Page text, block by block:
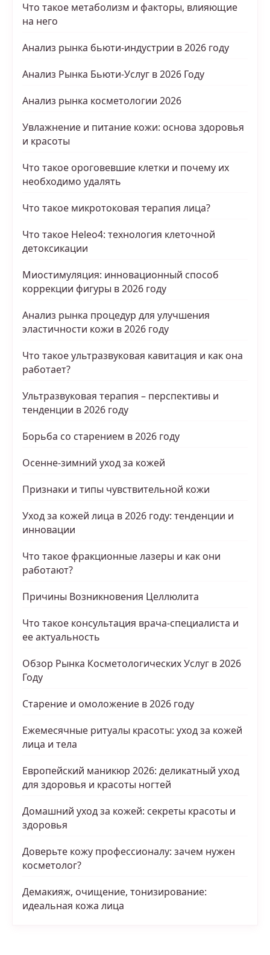
Что такое метаболизм и факторы, влияющие
на него
Анализ рынка бьюти-индустрии в 2026 году
Анализ Рынка Бьюти-Услуг в 2026 Году
Анализ рынка косметологии 2026
Увлажнение и питание кожи: основа здоровья
и красоты
Что такое ороговевшие клетки и почему их
необходимо удалять
Что такое микротоковая терапия лица?
Что такое Heleo4: технология клеточной
детоксикации
Миостимуляция: инновационный способ
коррекции фигуры в 2026 году
Анализ рынка процедур для улучшения
эластичности кожи в 2026 году
Что такое ультразвуковая кавитация и как она
работает?
Ультразвуковая терапия – перспективы и
тенденции в 2026 году
Борьба со старением в 2026 году
Осенне-зимний уход за кожей
Признаки и типы чувствительной кожи
Уход за кожей лица в 2026 году: тенденции и
инновации
Что такое фракционные лазеры и как они
работают?
Причины Возникновения Целлюлита
Что такое консультация врача-специалиста и
ее актуальность
Обзор Рынка Косметологических Услуг в 2026
Году
Старение и омоложение в 2026 году
Ежемесячные ритуалы красоты: уход за кожей
лица и тела
Европейский маникюр 2026: деликатный уход
для здоровья и красоты ногтей
Домашний уход за кожей: секреты красоты и
здоровья
Доверьте кожу профессионалу: зачем нужен
косметолог?
Демакияж, очищение, тонизирование:
идеальная кожа лица